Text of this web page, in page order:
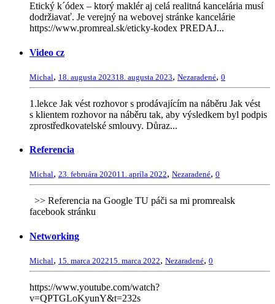
Etický k´ódex – ktorý maklér aj celá realitná kancelária musí
dodržiavať. Je verejný na webovej stránke kancelárie
https://www.promreal.sk/eticky-kodex PREDAJ...
Video cz
Michal, 18. augusta 202318. augusta 2023, Nezaradené, 0
1.lekce Jak vést rozhovor s prodávajícím na náběru Jak vést
s klientem rozhovor na náběru tak, aby výsledkem byl podpis
zprostředkovatelské smlouvy. Důraz...
Referencia
Michal, 23. februára 202011. apríla 2022, Nezaradené, 0
>> Referencia na Google TU páči sa mi promrealsk
facebook stránku
Networking
Michal, 15. marca 202215. marca 2022, Nezaradené, 0
https://www.youtube.com/watch?
v=QPTGLoKyunY&t=232s